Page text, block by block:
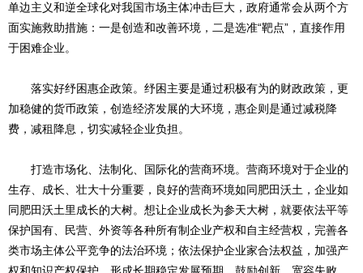
单边主义和逆全球化对我国市场主体冲击巨大，政府通常会从两个方
面实施救助措施：一是创造和改善环境，二是选准“靶点”，直接作用
于困难企业。
落实好纾困惠企政策。纾困主要是通过积极有为的财政政策，更
加稳健的货币政策，创造经济发展的大环境，惠企则是通过减税降
费，减租降息，切实减轻企业负担。
打造市场化、法制化、国际化的营商环境。营商环境对于企业的
生存、成长、壮大十分重要，良好的营商环境如同肥田沃土，企业如
同肥田沃土里成长的大树。想让企业成长为参天大树，就要依法平等
保护国有、民营、外资等各种所有制企业产权和自主经营权，完善各
类市场主体公平竞争的法治环境；依法保护企业家合法权益，加强产